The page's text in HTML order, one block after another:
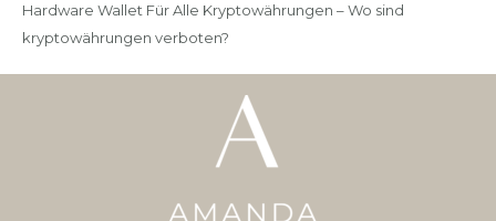
Hardware Wallet Für Alle Kryptowährungen – Wo sind
kryptowährungen verboten?